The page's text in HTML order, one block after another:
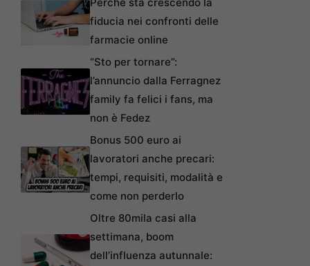
fiducia nei confronti delle
farmacie online
“Sto per tornare”:
l’annuncio dalla Ferragnez
family fa felici i fans, ma
non è Fedez
Bonus 500 euro ai
lavoratori anche precari:
tempi, requisiti, modalità e
come non perderlo
Oltre 80mila casi alla
settimana, boom
dell’influenza autunnale: